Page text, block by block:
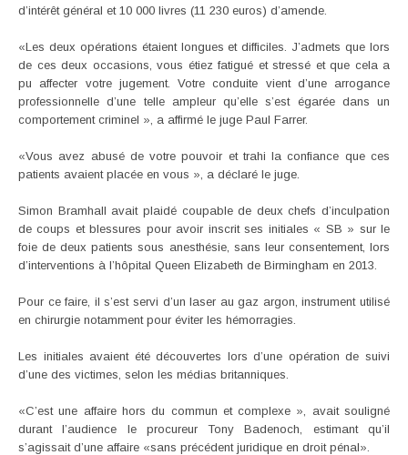
d’intérêt général et 10 000 livres (11 230 euros) d’amende.
«Les deux opérations étaient longues et difficiles. J’admets que lors
de ces deux occasions, vous étiez fatigué et stressé et que cela a
pu affecter votre jugement. Votre conduite vient d’une arrogance
professionnelle d’une telle ampleur qu’elle s’est égarée dans un
comportement criminel », a affirmé le juge Paul Farrer.
«Vous avez abusé de votre pouvoir et trahi la confiance que ces
patients avaient placée en vous », a déclaré le juge.
Simon Bramhall avait plaidé coupable de deux chefs d’inculpation
de coups et blessures pour avoir inscrit ses initiales « SB » sur le
foie de deux patients sous anesthésie, sans leur consentement, lors
d’interventions à l’hôpital Queen Elizabeth de Birmingham en 2013.
Pour ce faire, il s’est servi d’un laser au gaz argon, instrument utilisé
en chirurgie notamment pour éviter les hémorragies.
Les initiales avaient été découvertes lors d’une opération de suivi
d’une des victimes, selon les médias britanniques.
«C’est une affaire hors du commun et complexe », avait souligné
durant l’audience le procureur Tony Badenoch, estimant qu’il
s’agissait d’une affaire «sans précédent juridique en droit pénal».